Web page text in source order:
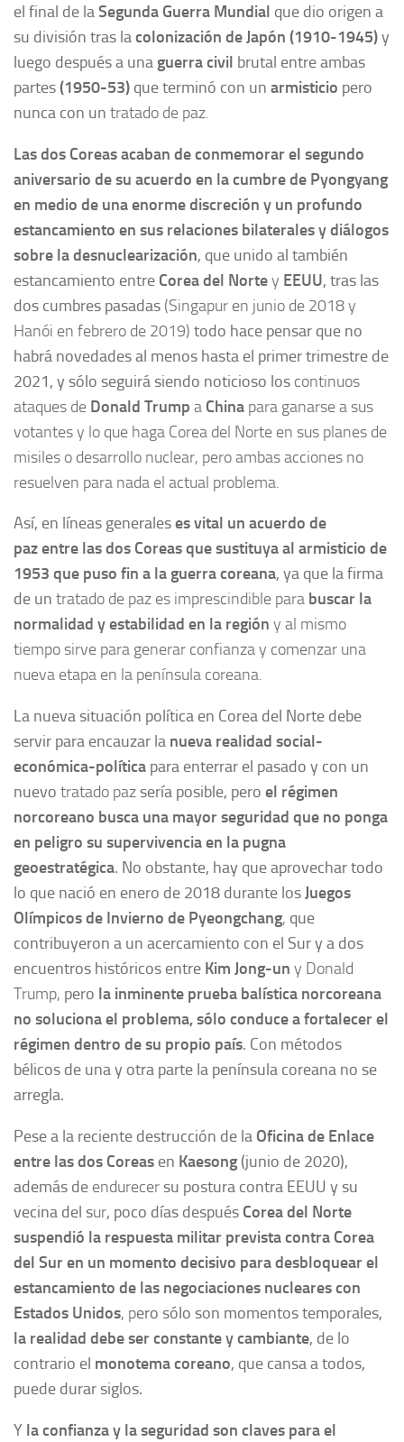
el final de laSegunda Guerra Mundial que dio origen a
su división tras lacolonización de Japón (1910-1945)y
luego después a una guerra civil brutal entre ambas
partes(1950-53) que terminó con un armisticio pero
nunca con un tratado de paz.
Las dos Coreas acaban de conmemorar el segundo
aniversario de su acuerdo en la cumbre de Pyongyang
en medio de una enorme discreción y un profundo
estancamiento en sus relaciones bilaterales y diálogos
sobre la desnuclearización, que unido al también
estancamiento entre Corea del Nortey EEUU, tras las
dos cumbres pasadas (Singapur en junio de 2018 y
Hanói en febrero de 2019) todo hace pensar que no
habrá novedades al menos hasta el primer trimestre de
2021, y sólo seguirá siendo noticioso los continuos
ataques de Donald Trump a China para ganarse a sus
votantes y lo que haga Corea del Norte en sus planes de
misiles o desarrollo nuclear, pero ambas acciones no
resuelven para nada el actual problema.
Así, en líneas generaleses vital un acuerdo de
paz entre las dos Coreas que sustituya al armisticio de
1953 que puso fin a la guerra coreana, ya que la firma
de un tratado de paz es imprescindible para buscar la
normalidad y estabilidad en la región y al mismo
tiempo sirve para generar confianza y comenzar una
nueva etapa en la península coreana.
La nueva situación política en Corea del Norte debe
servir para encauzar la nueva realidad social-
económica-política para enterrar el pasado y con un
nuevo tratado pazsería posible, pero el régimen
norcoreano busca una mayorseguridad que no ponga
en peligro su supervivencia en la pugna
geoestratégica. No obstante, hay que aprovechar todo
lo que nació en enero de 2018 durante losJuegos
Olímpicos de Invierno de Pyeongchang, que
contribuyeron a un acercamiento con el Sur y a dos
encuentros históricos entre Kim Jong-un y Donald
Trump, pero la inminente prueba balística norcoreana
no soluciona el problema, sólo conduce a fortalecer el
régimen dentro de su propio país. Con métodos
bélicos de una y otra parte la península coreana no se
arregla.
Pese a la reciente destrucción de la Oficina de Enlace
entre las dos Coreas en Kaesong (junio de 2020),
además de endurecersu postura contra EEUU y su
vecina del sur, poco días después Corea del Norte
suspendió la respuesta militar prevista contra Corea
del Sur en un momento decisivo para desbloquear el
estancamiento de las negociaciones nucleares con
Estados Unidos, pero sólo son momentos temporales,
la realidad debe ser constante y cambiante, de lo
contrario el monotema coreano, que cansa a todos,
puede durar siglos.
Y laconfianza y la seguridad son claves para el